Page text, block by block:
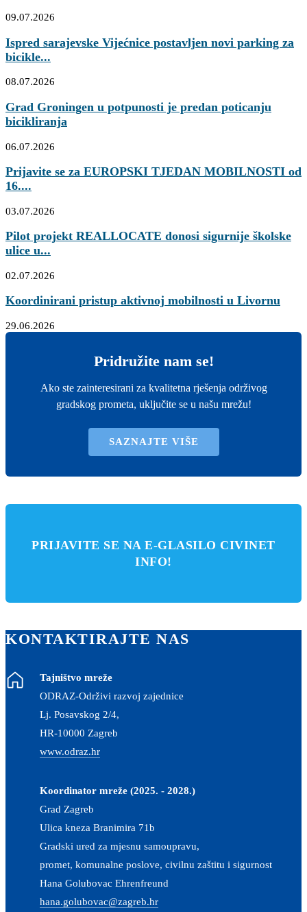
09.07.2026
Ispred sarajevske Vijećnice postavljen novi parking za
bicikle...
08.07.2026
Grad Groningen u potpunosti je predan poticanju
bicikliranja
06.07.2026
Prijavite se za EUROPSKI TJEDAN MOBILNOSTI od
16....
03.07.2026
Pilot projekt REALLOCATE donosi sigurnije školske
ulice u...
02.07.2026
Koordinirani pristup aktivnoj mobilnosti u Livornu
29.06.2026
Pridružite nam se!
Ako ste zainteresirani za kvalitetna rješenja održivog
gradskog prometa, uključite se u našu mrežu!
SAZNAJTE VIŠE
PRIJAVITE SE NA E-GLASILO CIVINET
INFO!
KONTAKTIRAJTE NAS
Tajništvo mreže
ODRAZ-Održivi razvoj zajednice
Lj. Posavskog 2/4,
HR-10000 Zagreb
www.odraz.hr
Koordinator mreže (2025. - 2028.)
Grad Zagreb
Ulica kneza Branimira 71b
Gradski ured za mjesnu samoupravu,
promet, komunalne poslove, civilnu zaštitu i sigurnost
Hana Golubovac Ehrenfreund
hana.golubovac@zagreb.hr